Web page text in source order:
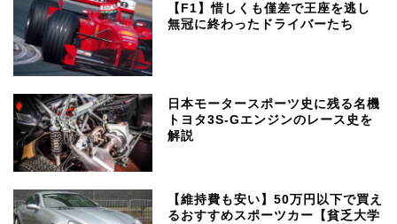
【F1】惜しくも僅差で王座を逃し
無冠に終わったドライバーたち
日本モータースポーツ史に残る名機
トヨタ3S-Gエンジンのレース史を
解説
【維持費も安い】50万円以下で買え
るおすすめスポーツカー【貧乏大学